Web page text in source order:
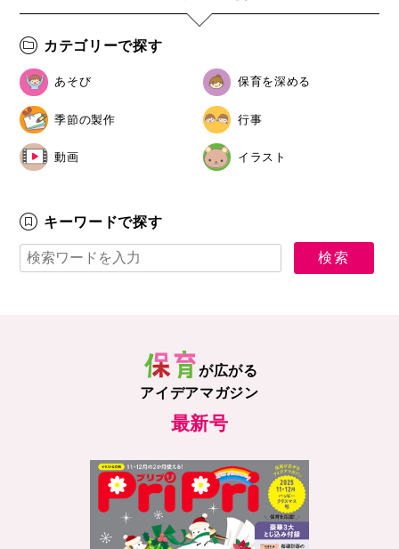
カテゴリーで探す
あそび 保育を深める
季節の製作 行事
動画 イラスト
キーワードで探す
が広がる
アイデアマガジン
最新号